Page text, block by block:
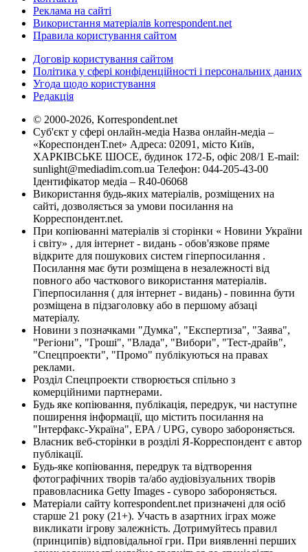
Реклама на сайті
Використання матеріалів korrespondent.net
Правила користування сайтом
Договір користування сайтом
Політика у сфері конфіденційності і персональних даних
Угода щодо користування
Редакція
© 2000-2026, Korrespondent.net
Суб'єкт у сфері онлайн-медіа Назва онлайн-медіа –
«КореспонденТ.net» Адреса: 02091, місто Київ,
ХАРКІВСЬКЕ ШОСЕ, будинок 172-Б, офіс 208/1 E-mail:
sunlight@mediadim.com.ua Телефон: 044-205-43-00
Ідентифікатор медіа – R40-06068
Використання будь-яких матеріалів, розміщених на
сайті, дозволяється за умови посилання на
Корреспондент.net.
При копіюванні матеріалів зі сторінки « Новини України
і світу» , для інтернет - видань - обов'язкове пряме
відкрите для пошукових систем гіперпосилання .
Посилання має бути розміщена в незалежності від
повного або часткового використання матеріалів.
Гіперпосилання ( для інтернет - видань) - повинна бути
розміщена в підзаголовку або в першому абзаці
матеріалу.
Новини з позначками "Думка", "Експертиза", "Заява",
"Регіони", "Гроші", "Влада", "Вибори", "Тест-драйв",
"Спецпроекти", "Промо" публікуються на правах
реклами.
Розділ Спецпроекти створюється спільно з
комерційними партнерами.
Будь яке копіювання, публікація, передрук, чи наступне
поширення інформації, що містить посилання на
"Інтерфакс-Україна", EPA / UPG, суворо забороняється.
Власник веб-сторінки в розділі Я-Корреспондент є автор
публікації.
Будь-яке копіювання, передрук та відтворення
фотографічних творів та/або аудіовізуальних творів
правовласника Getty Images - суворо забороняється.
Матеріали сайту korrespondent.net призначені для осіб
старше 21 року (21+). Участь в азартних іграх може
викликати ігрову залежність. Дотримуйтесь правил
(принципів) відповідальної гри. При виявленні перших